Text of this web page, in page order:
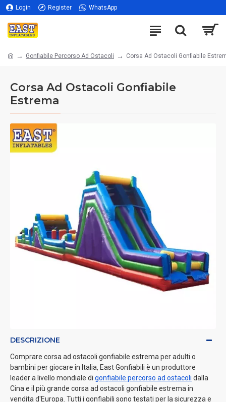
Login Register WhatsApp
Gonfiabile Percorso Ad Ostacoli Corsa Ad Ostacoli Gonfiabile
Corsa Ad Ostacoli Gonfiabile
Estrema
DESCRIZIONE
Comprare corsa ad ostacoli gonfiabile estrema per adulti o
bambini per giocare in Italia, East Gonfiabili è un produttore
leader a livello mondiale di gonfiabile percorso ad ostacoli dalla
Cina e il più grande corsa ad ostacoli gonfiabile estrema in
vendita d'Europa. Tutti i gonfiabili sono testati per la sicurezza e